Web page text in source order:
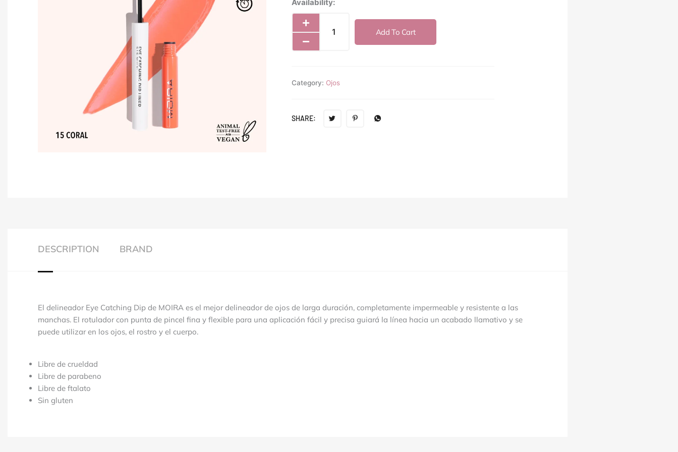
Availability:
Coral
Add To Cart
Category: Ojos
SHARE:
DESCRIPTION BRAND
El delineador Eye Catching Dip de MOIRA es el mejor delineador de ojos de larga duración, completamente impermeable y resistente a las
manchas. El rotulador con punta de pincel fina y flexible para una aplicación fácil y precisa guiará la línea hacia un acabado llamativo y se
puede utilizar en los ojos, el rostro y el cuerpo.
Libre de crueldad
Libre de parabeno
Libre de ftalato
Sin gluten